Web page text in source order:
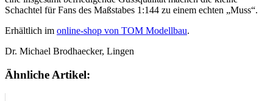
Schachtel für Fans des Maßstabes 1:144 zu einem echten „Muss“.
Erhältlich im online-shop von TOM Modellbau.
Dr. Michael Brodhaecker, Lingen
Ähnliche Artikel: